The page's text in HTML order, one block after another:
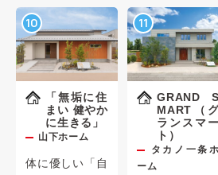
らしをご提案
10
「無垢に住
まい 健やか
に生きる」
山下ホーム
体に優しい「自
11
GRAND S
MART（
ランスマー
ト）
タカノ一条ホ
ーム